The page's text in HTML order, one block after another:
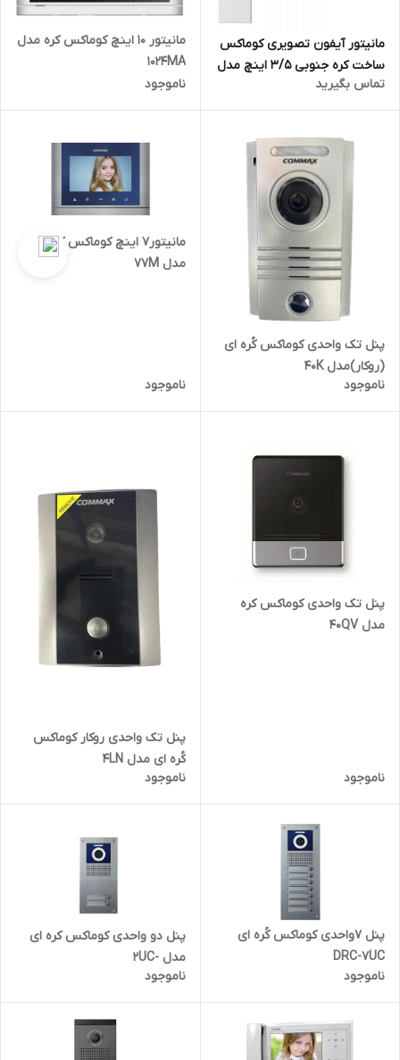
مانیتور آیفون تصویری کوماکس
ساخت کره جنوبی 3/5 اینچ مدل
35A
تماس بگیرید
مانیتور 10 اینچ کوماکس کره مدل
1024MA
ناموجود
پنل تک واحدی کوماکس کُره ای
(روکار)مدل 40K
ناموجود
مانیتور۷ اینچ کوماکس کره ای
مدل 77M
ناموجود
پنل تک واحدی کوماکس کره
مدل 40QV
ناموجود
پنل تک واحدی روکار کوماکس
کُره ای مدل 4LN
ناموجود
پنل ۷واحدی کوماکس کُره ای
DRC-7UC
ناموجود
پنل دو واحدی کوماکس کره ای
مدل -2UC
ناموجود